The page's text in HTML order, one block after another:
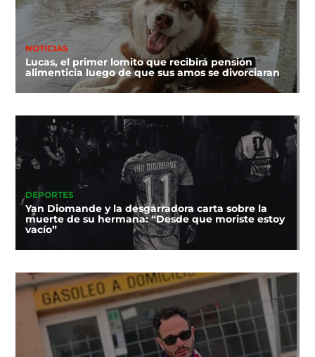
NOTICIAS
Lucas, el primer lomito que recibirá pensión
alimenticia luego de que sus amos se divorciaran
DEPORTES
Yan Diomande y la desgarradora carta sobre la
muerte de su hermana: “Desde que moriste estoy
vacío”